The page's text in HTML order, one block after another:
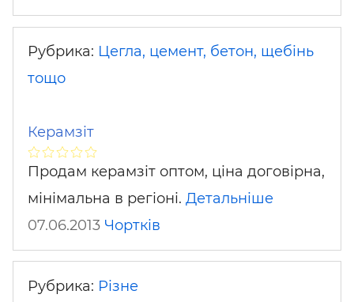
Рубрика: Цегла, цемент, бетон, щебінь
тощо
Керамзіт
Продам керамзіт оптом, ціна договірна,
мінімальна в регіоні. Детальніше
07.06.2013 Чортків
Рубрика: Різне